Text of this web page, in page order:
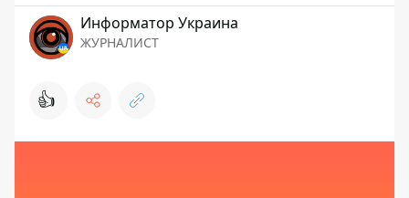
Информатор Украина
ЖУРНАЛИСТ
👍